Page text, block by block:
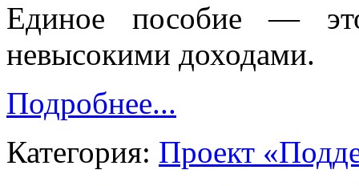
Единое пособие —
невысокими доходами.
Подробнее...
Категория: Проект